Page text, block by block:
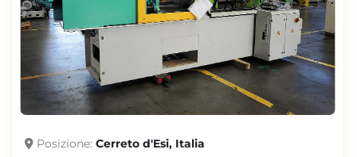
Posizione Cerreto d'Esi, Italia